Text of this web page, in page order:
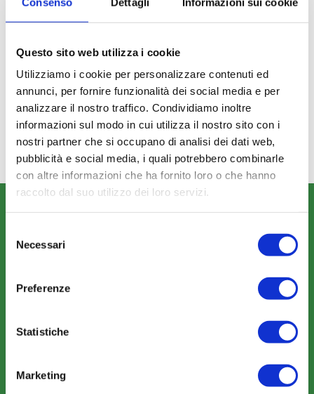
Questo sito web utilizza i cookie
Utilizziamo i cookie per personalizzare contenuti ed
annunci, per fornire funzionalità dei social media e per
analizzare il nostro traffico. Condividiamo inoltre
informazioni sul modo in cui utilizza il nostro sito con i
nostri partner che si occupano di analisi dei dati web,
pubblicità e social media, i quali potrebbero combinarle
con altre informazioni che ha fornito loro o che hanno
raccolto dal suo utilizzo dei loro servizi.
delNecessari
Preferenze
Statistiche
Marketing
MODULISTICA
ARCHIVIO
Avviso per
Manifestazione di
Interesse per Sistemi di
Imprese SDI vers. 2024
CHI SIAMO
COSA FACCIAMO